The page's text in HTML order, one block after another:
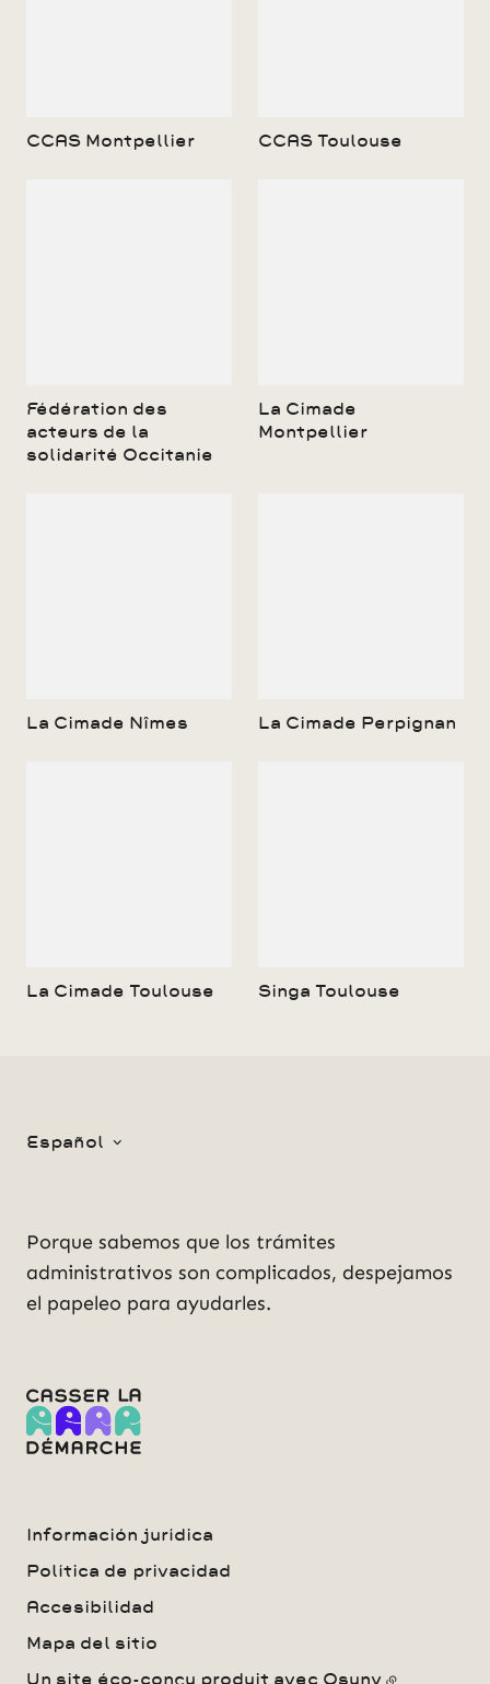
CCAS Montpellier CCAS Toulouse
Fédération des
acteurs de la
solidarité Occitanie
La Cimade
Montpellier
La Cimade Nîmes La Cimade Perpignan
La Cimade Toulouse Singa Toulouse
Español
Porque sabemos que los trámites
administrativos son complicados, despejamos
el papeleo para ayudarles.
Información jurídica
Política de privacidad
Accesibilidad
Mapa del sitio
Un site éco-conçu produit avec Osuny